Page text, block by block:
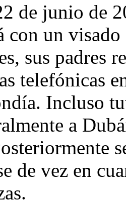
de junio de
con un
sus padres
telefónicas
Incluso
a
de vez en